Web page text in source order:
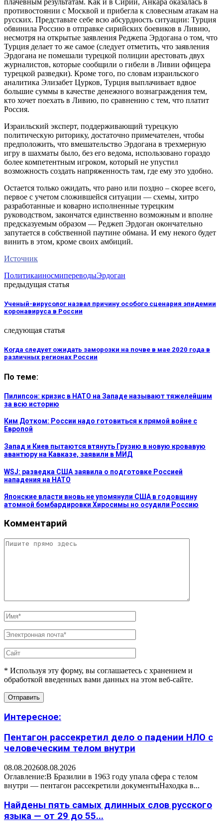
противостоянии с Москвой и прибегла к словесным атакам на
русских. Представьте себе всю абсурдность ситуации: Турция
обвинила Россию в отправке сирийских боевиков в Ливию,
несмотря на открытые заявления Реджепа Эрдогана о том, что
Турция делает то же самое (следует отметить, что заявления
Эрдогана не помешали турецкой полиции арестовать двух
журналистов, которые сообщили о гибели в Ливии офицера
турецкой разведки). Кроме того, по словам израильского
аналитика Элизабет Цурков, Турция выплачивает вдвое
большие суммы в качестве денежного вознаграждения тем,
кто хочет поехать в Ливию, по сравнению с тем, что платит
Россия.
Израильский эксперт, поддерживающий турецкую
политическую риторику, достаточно примечателен, чтобы
предположить, что вмешательство Эрдогана в трехмерную
игру в шахматы было, без его ведома, использовано гораздо
более компетентным игроком, который не упустил
возможность создать напряженность там, где ему это удобно.
Остается только ожидать, что рано или поздно – скорее всего,
первое с учетом сложившейся ситуации — схемы, хитро
разработанные и коварно исполненные турецким
руководством, закончатся единственно возможным и вполне
предсказуемым образом — Реджеп Эрдоган окончательно
запутается в собственной паутине обмана. И ему некого будет
винить в этом, кроме своих амбиций.
Источник
ПолитикаиносмипереводыЭрдоган
предыдущая статья
Ученый-вирусолог назвал причину особого сценария эпидемии
коронавируса в России
следующая статья
Когда следует ожидать заморозки на почве в мае 2020 года в
различных регионах России
По теме:
Пилипсон: кризис в НАТО на Западе называют тяжелейшим
за всю историю
Ким Дотком: России надо готовиться к прямой войне с
Европой
Запад и Киев пытаются втянуть Грузию в новую кровавую
авантюру на Кавказе, заявили в МИД
WSJ: разведка США заявила о подготовке Россией
нападения на НАТО
Японские власти вновь не упомянули США в годовщину
атомной бомбардировки Хиросимы но осудили Россию
Комментарий
* Используя эту форму, вы соглашаетесь с хранением и
обработкой введенных вами данных на этом веб-сайте.
Интересное:
Пентагон рассекретил дело о падении НЛО с
человеческим телом внутри
08.08.202608.08.2026
Оглавление:В Бразилии в 1963 году упала сфера с телом
внутри — пентагон рассекретили документыНаходка в...
Найдены пять самых длинных слов русского
языка — от 29 до 55...